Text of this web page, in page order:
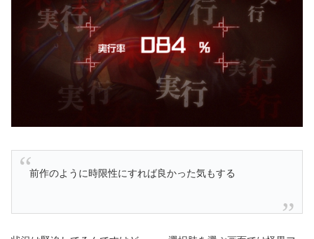
前作のように時限性にすれば良かった気もする